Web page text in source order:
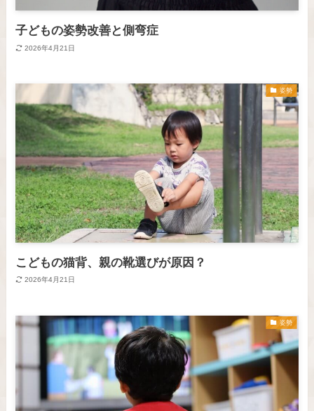
子どもの姿勢改善と側弯症
2026年4月21日
姿勢
こどもの猫背、親の靴選びが原因？
2026年4月21日
姿勢